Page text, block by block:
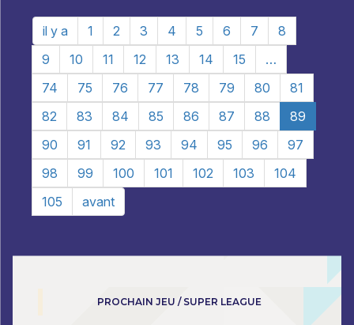
il y a 1 2 3 4 5 6 7
8
9
10 11 12 13 14 15
…
74
75 76 77 78 79 80
81
82
83 84 85 86 87 88
89
90
91 92 93 94 95 96
97
98
99 100 101 102 103
104
105
avant
PROCHAIN JEU / SUPER LEAGUE